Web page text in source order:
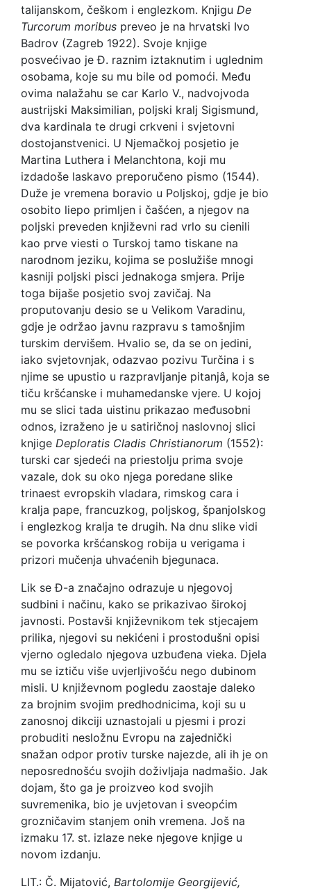
talijanskom, češkom i englezkom. Knjigu De
Turcorum moribus preveo je na hrvatski Ivo
Badrov (Zagreb 1922). Svoje knjige
posvećivao je Đ. raznim iztaknutim i uglednim
osobama, koje su mu bile od pomoći. Među
ovima nalažahu se car Karlo V., nadvojvoda
austrijski Maksimilian, poljski kralj Sigismund,
dva kardinala te drugi crkveni i svjetovni
dostojanstvenici. U Njemačkoj posjetio je
Martina Luthera i Melanchtona, koji mu
izdadoše laskavo preporučeno pismo (1544).
Duže je vremena boravio u Poljskoj, gdje je bio
osobito liepo primljen i čašćen, a njegov na
poljski preveden književni rad vrlo su cienili
kao prve viesti o Turskoj tamo tiskane na
narodnom jeziku, kojima se poslužiše mnogi
kasniji poljski pisci jednakoga smjera. Prije
toga bijaše posjetio svoj zavičaj. Na
proputovanju desio se u Velikom Varadinu,
gdje je održao javnu razpravu s tamošnjim
turskim dervišem. Hvalio se, da se on jedini,
iako svjetovnjak, odazvao pozivu Turčina i s
njime se upustio u razpravljanje pitanjâ, koja se
tiču kršćanske i muhamedanske vjere. U kojoj
mu se slici tada uistinu prikazao međusobni
odnos, izraženo je u satiričnoj naslovnoj slici
knjige Deploratis Cladis Christianorum (1552):
turski car sjedeći na priestolju prima svoje
vazale, dok su oko njega poredane slike
trinaest evropskih vladara, rimskog cara i
kralja pape, francuzkog, poljskog, španjolskog
i englezkog kralja te drugih. Na dnu slike vidi
se povorka kršćanskog robija u verigama i
prizori mučenja uhvaćenih bjegunaca.
Lik se Đ-a značajno odrazuje u njegovoj
sudbini i načinu, kako se prikazivao širokoj
javnosti. Postavši književnikom tek stjecajem
prilika, njegovi su nekićeni i prostodušni opisi
vjerno ogledalo njegova uzbuđena vieka. Djela
mu se iztiču više uvjerljivošću nego dubinom
misli. U književnom pogledu zaostaje daleko
za brojnim svojim predhodnicima, koji su u
zanosnoj dikciji uznastojali u pjesmi i prozi
probuditi nesložnu Evropu na zajednički
snažan odpor protiv turske najezde, ali ih je on
neposrednošću svojih doživljaja nadmašio. Jak
dojam, što ga je proizveo kod svojih
suvremenika, bio je uvjetovan i sveopćim
grozničavim stanjem onih vremena. Još na
izmaku 17. st. izlaze neke njegove knjige u
novom izdanju.
LIT.: Č. Mijatović, Bartolomije Georgijević,